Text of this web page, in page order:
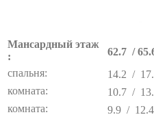
Мансардный этаж
:
62.7 /
спальня: 14.2 /
комната: 10.7 /
комната: 9.9 /